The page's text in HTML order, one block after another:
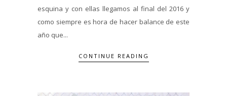
esquina y con ellas llegamos al final del 2016 y
como siempre es hora de hacer balance de este
año que...
CONTINUE READING